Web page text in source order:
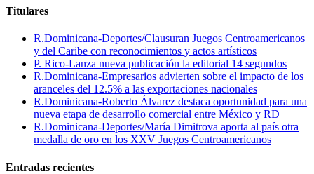
Titulares
R.Dominicana-Deportes/Clausuran Juegos Centroamericanos
y del Caribe con reconocimientos y actos artísticos
P. Rico-Lanza nueva publicación la editorial 14 segundos
R.Dominicana-Empresarios advierten sobre el impacto de los
aranceles del 12.5% a las exportaciones nacionales
R.Dominicana-Roberto Álvarez destaca oportunidad para una
nueva etapa de desarrollo comercial entre México y RD
R.Dominicana-Deportes/María Dimitrova aporta al país otra
medalla de oro en los XXV Juegos Centroamericanos
Entradas recientes